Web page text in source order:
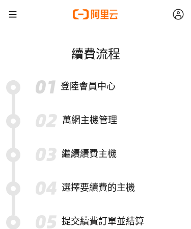
續費流程
登陸會員中心
萬網主機管理
繼續續費主機
選擇要續費的主機
提交續費訂單並結算